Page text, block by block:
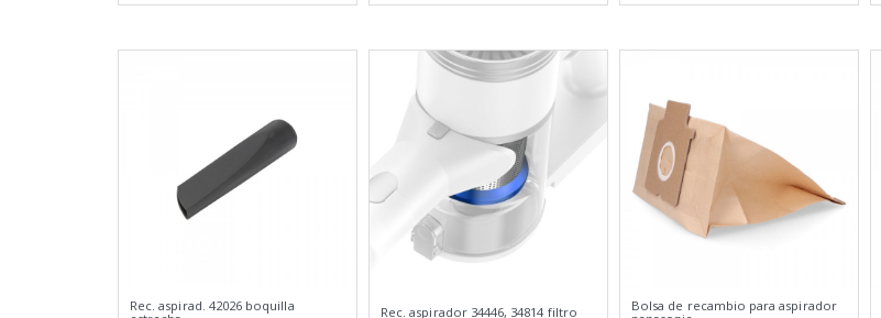
Rec. aspirad. 42026 boquilla
Rec. aspirador 34446, 34814 filtro
Bolsa de recambio para aspirador